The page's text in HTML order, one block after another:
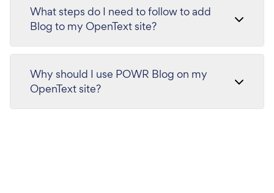
What steps do I need to follow to add
Blog to my OpenText site?
Why should I use POWR Blog on my
OpenText site?